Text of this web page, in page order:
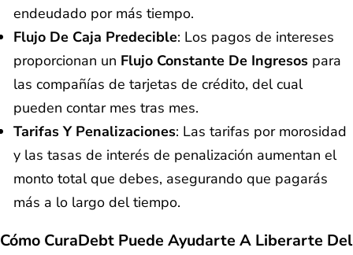
endeudado por más tiempo.
Flujo De Caja Predecible: Los pagos de intereses
proporcionan un Flujo Constante De Ingresos para
las compañías de tarjetas de crédito, del cual
pueden contar mes tras mes.
Tarifas Y Penalizaciones: Las tarifas por morosidad
y las tasas de interés de penalización aumentan el
monto total que debes, asegurando que pagarás
más a lo largo del tiempo.
Cómo CuraDebt Puede Ayudarte A Liberarte Del